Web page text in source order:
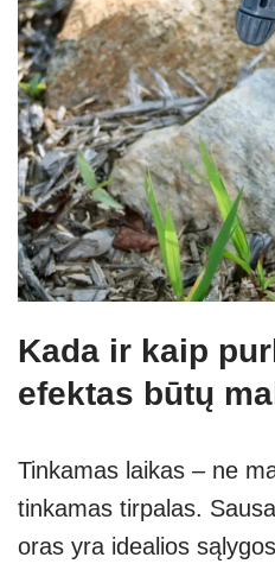
Kada ir kaip
efektas būtų
Tinkamas laikas – ne
tinkamas tirpalas.
oras yra idealios